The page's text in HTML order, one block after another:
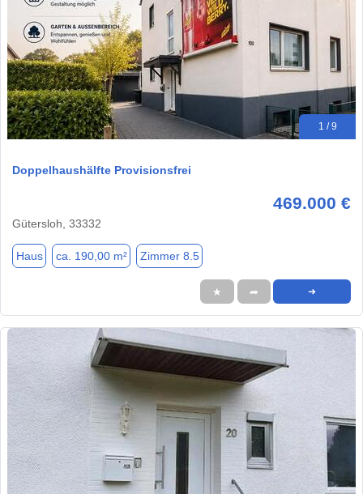
1 / 9
Doppelhaushälfte Provisionsfrei
469.000 €
Gütersloh, 33332
Haus ca. 190,00 m² Zimmer 8.5
★ ➦ ➜